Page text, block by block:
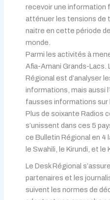
recevoir une information
atténuer les tensions de
naitre en cette période
monde.
Parmi les activités à
Afia-Amani Grands-Lacs.
Régional est d’analyser
informations, mais aussi
fausses informations sur
Plus de soixante Radios
s’unissent dans ces 5
ce Bulletin Régional en 4
le Swahili, le Kirundi, et le
Le Desk Régional
partenaires et les
suivent les normes de